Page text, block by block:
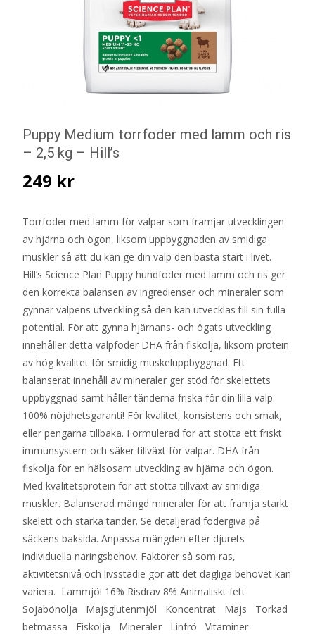
Puppy Medium torrfoder med lamm och ris
– 2,5 kg – Hill’s
249 kr
Torrfoder med lamm för valpar som främjar utvecklingen
av hjärna och ögon, liksom uppbyggnaden av smidiga
muskler så att du kan ge din valp den bästa start i livet.
Hill’s Science Plan Puppy hundfoder med lamm och ris ger
den korrekta balansen av ingredienser och mineraler som
gynnar valpens utveckling så den kan utvecklas till sin fulla
potential. För att gynna hjärnans- och ögats utveckling
innehåller detta valpfoder DHA från fiskolja, liksom protein
av hög kvalitet för smidig muskeluppbyggnad. Ett
balanserat innehåll av mineraler ger stöd för skelettets
uppbyggnad samt håller tänderna friska för din lilla valp.
100% nöjdhetsgaranti! För kvalitet, konsistens och smak,
eller pengarna tillbaka. Formulerad för att stötta ett friskt
immunsystem och säker tillväxt för valpar. DHA från
fiskolja för en hälsosam utveckling av hjärna och ögon.
Med kvalitetsprotein för att stötta tillväxt av smidiga
muskler. Balanserad mängd mineraler för att främja starkt
skelett och starka tänder. Se detaljerad fodergiva på
säckens baksida. Anpassa mängden efter djurets
individuella näringsbehov. Faktorer så som ras,
aktivitetsnivå och livsstadie gör att det dagliga behovet kan
variera. Lammjöl 16% Risdrav 8% Animaliskt fett
Sojabönolja Majsglutenmjöl Koncentrat Majs Torkad
betmassa Fiskolja Mineraler Linfrö Vitaminer